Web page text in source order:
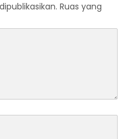
Ruas yang